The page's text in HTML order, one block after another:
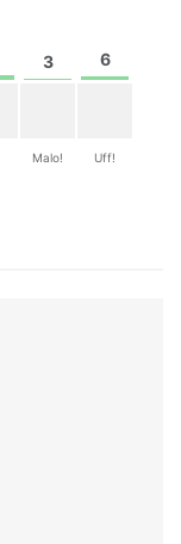
3
Malo!
6
Uff!